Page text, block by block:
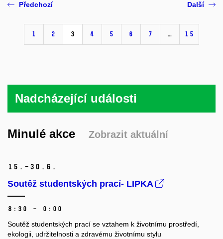
Předchozí
1 2 3 4 5 6 7 … 15
Další
Nadcházející události
Minulé akce Zobrazit aktuální
15.–30. 6.
Soutěž studentských prací- LIPKA
8:30 – 0:00
Soutěž studentských prací se vztahem k životnímu prostředí,
ekologii, udržitelnosti a zdravému životnímu stylu